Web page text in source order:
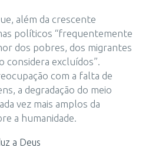
além da crescente
políticos “frequentemente
dos pobres, dos migrantes
considera excluídos”.
com a falta de
a degradação do meio
vez mais amplos da
a humanidade.
a Deus